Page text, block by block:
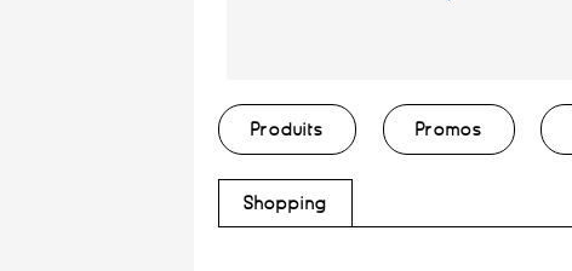
Produits Promos
Shopping